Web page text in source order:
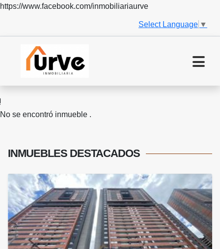
https://www.facebook.com/inmobiliariaurve
Select Language ▼
No se encontró inmueble .
INMUEBLES DESTACADOS